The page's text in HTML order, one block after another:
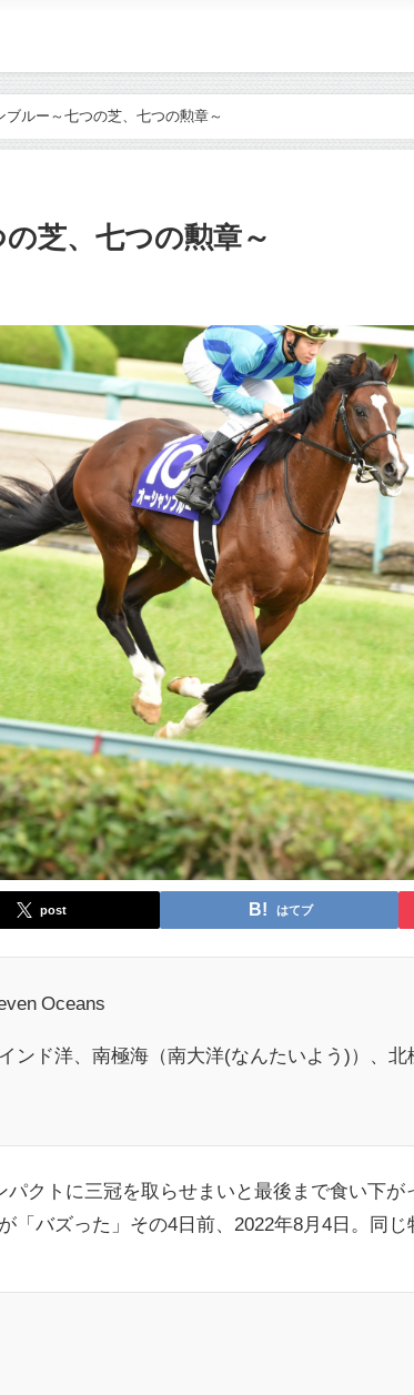
ブルー～七つの芝、七つの勲章～
芝、七つの勲章～
post はてブ
Oceans
ンド洋、南極海（南大洋(なんたいよう)）、北
パクトに三冠を取らせまいと最後まで食い下
「バズった」その4日前、2022年8月4日。同